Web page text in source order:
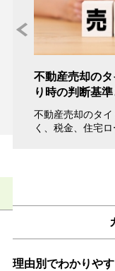
不動産売却の
り時の判断基
不動産売却のタ
く、税金、住宅
理由別でわかりや